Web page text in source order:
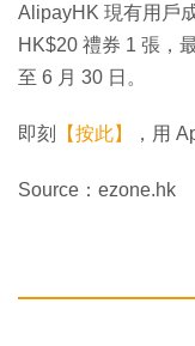
AlipayHK 現有用戶
HK$20 禮券 1 張，
至 6 月 30 日。
即刻 【按此】 ，用
Source：ezone.hk